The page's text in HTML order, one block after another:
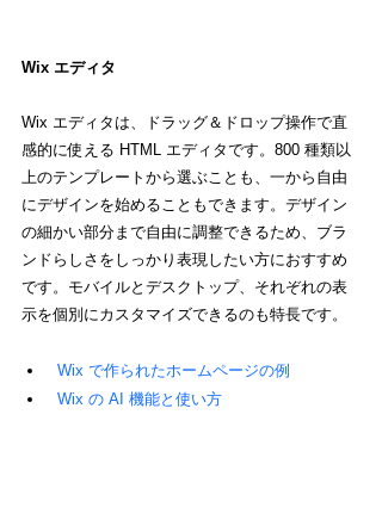
Wix エディタ
Wix エディタは、ドラッグ＆ドロップ操作で直
感的に使える HTML エディタです。800 種類以
上のテンプレートから選ぶことも、一から自由
にデザインを始めることもできます。デザイン
の細かい部分まで自由に調整できるため、ブラ
ンドらしさをしっかり表現したい方におすすめ
です。モバイルとデスクトップ、それぞれの表
示を個別にカスタマイズできるのも特長です。
Wix で作られたホームページの例
Wix の AI 機能と使い方